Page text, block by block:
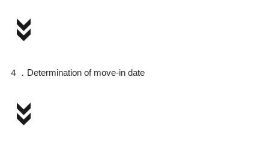
４．Determination of move-in date